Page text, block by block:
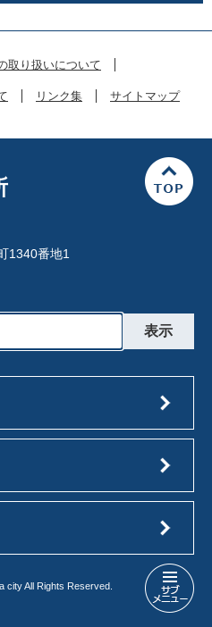
防
取り扱いについて
リンク集 サイトマップ
1340番地1
city All Rights Reserved.